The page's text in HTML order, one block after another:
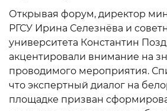
Открывая форум, директор
РГСУ Ирина Селезнёва и
университета Константин
акцентировали внимание на
проводимого мероприятия.
что экспертный диалог на
площадке призван